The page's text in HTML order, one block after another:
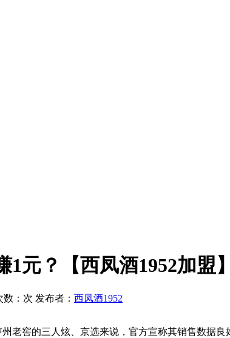
元？【西凤酒1952加盟】
： 次 发布者： 西凤酒1952
州老窖的三人炫、京选来说，官方宣称其销售数据